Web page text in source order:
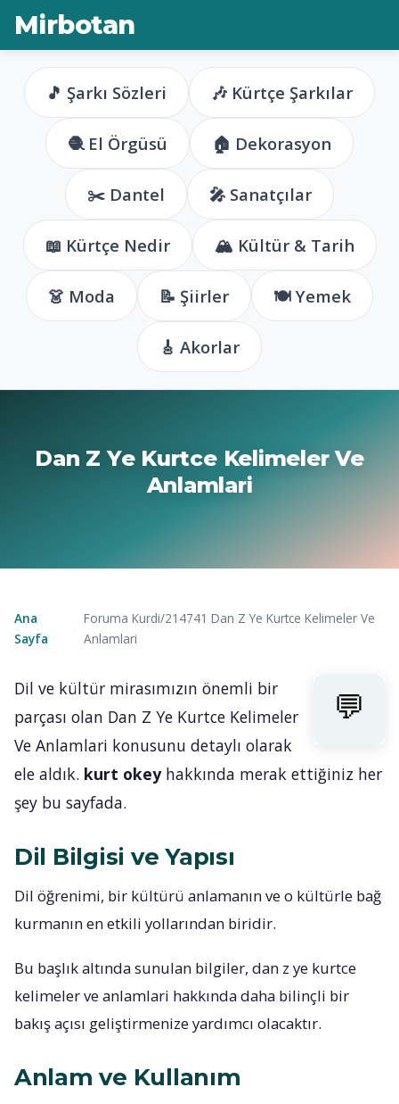
Mirbotan
🎵 Şarkı Sözleri 🎶 Kürtçe Şarkılar
🧶 El Örgüsü 🏠 Dekorasyon
✂️ Dantel 🎤 Sanatçılar
📖 Kürtçe Nedir 🏔️ Kültür & Tarih
👗 Moda 📝 Şiirler 🍽️ Yemek
🎸 Akorlar
Dan Z Ye Kurtce Kelimeler Ve
Anlamlari
Ana
Sayfa
Foruma Kurdi/214741 Dan Z Ye Kurtce Kelimeler Ve
Anlamlari
Dil ve kültür mirasımızın önemli bir
parçası olan Dan Z Ye Kurtce Kelimeler
Ve Anlamlari konusunu detaylı olarak
ele aldık. kurt okeyhakkında merak ettiğiniz her
şey bu sayfada.
Dil Bilgisi ve Yapısı
Dil öğrenimi, bir kültürü anlamanın ve o kültürle bağ
kurmanın en etkili yollarından biridir.
Bu başlık altında sunulan bilgiler, dan z ye kurtce
kelimeler ve anlamlari hakkında daha bilinçli bir
bakış açısı geliştirmenize yardımcı olacaktır.
Anlam ve Kullanım